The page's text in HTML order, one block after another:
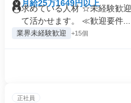
月給25万1649円以上
求めている人材 ☆未経験歓
て活かせます。 ≪歓迎要件...
業界未経験歓迎 +15個
正社員